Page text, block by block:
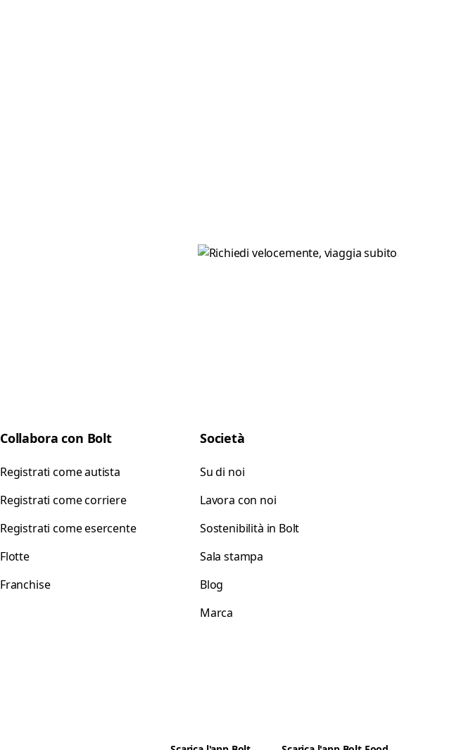
Collabora con Bolt
Registrati come autista
Registrati come corriere
Registrati come esercente
Flotte
Franchise
Società
Su di noi
Lavora con noi
Sostenibilità in Bolt
Sala stampa
Blog
Marca